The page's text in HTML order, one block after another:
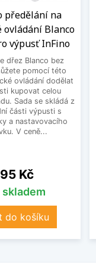
předělání na
ovládání Blanco
výpusť InFino
dřez Blanco bez
pomocí této
ovládání dodělat
kupovat celou
Sada se skládá z
části výpusti s
a nastavovacího
V ceně...
Kč
skladem
do košíku